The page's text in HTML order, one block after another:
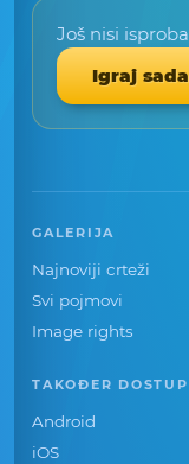
Još nisi
Igraj sada
GALERIJA
Najnoviji crteži
Svi pojmovi
Image rights
TAKOĐER
Android
iOS